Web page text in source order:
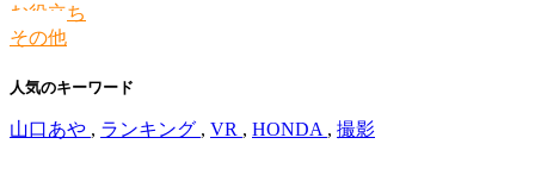
お役立ち
その他
人気のキーワード
山口あや , ランキング , VR , HONDA , 撮影